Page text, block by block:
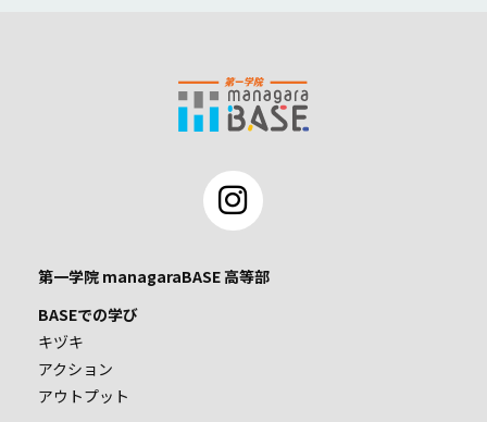
第一学院 managaraBASE 高等部
BASEでの学び
キヅキ
アクション
アウトプット